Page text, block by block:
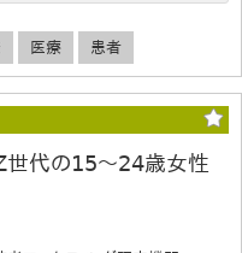
医療 患者
世代の15～24歳女性